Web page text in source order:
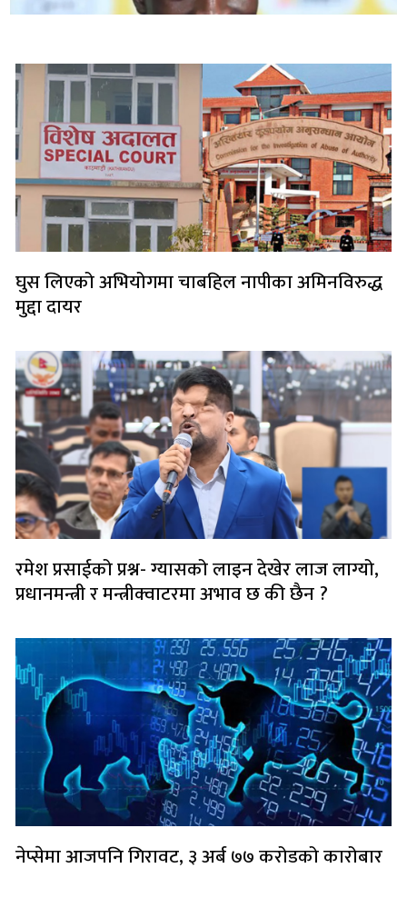
घुस लिएको अभियोगमा चाबहिल नापीका अमिनविरुद्ध
मुद्दा दायर
रमेश प्रसाईको प्रश्न- ग्यासको लाइन देखेर लाज लाग्यो,
प्रधानमन्त्री र मन्त्रीक्वाटरमा अभाव छ की छैन ?
नेप्सेमा आजपनि गिरावट, ३ अर्ब ७७ करोडको कारोबार